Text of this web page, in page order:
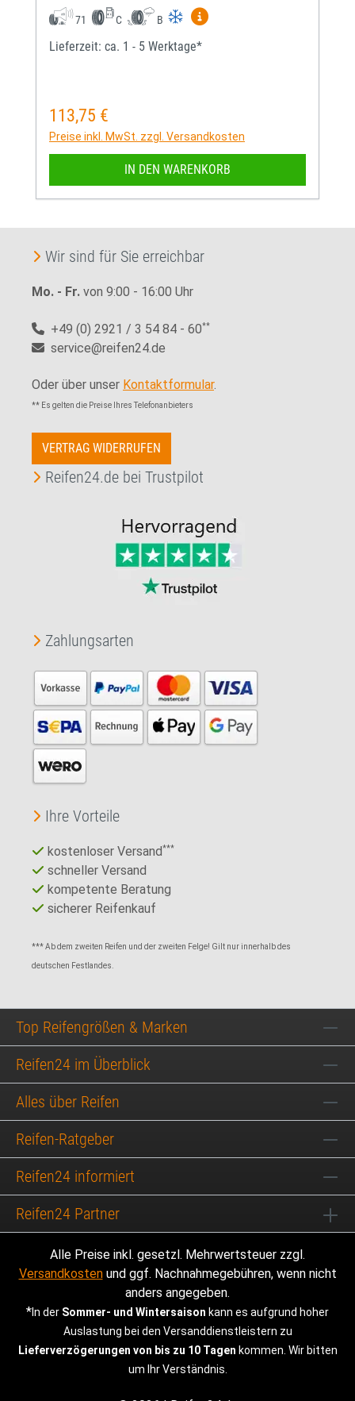
71 C B
Mehr Informationen zum
Lieferzeit: ca. 1 - 5 Werktage*
Regulärer Preis:
113,75 €
Preise inkl. MwSt. zzgl. Versandkosten
IN DEN WARENKORB
Wir sind für Sie erreichbar
Mo. - Fr. von 9:00 - 16:00 Uhr
+49 (0) 2921 / 3 54 84 - 60**
service@reifen24.de
Oder über unser Kontaktformular.
** Es gelten die Preise Ihres Telefonanbieters
VERTRAG WIDERRUFEN
Reifen24.de bei Trustpilot
Zahlungsarten
Ihre Vorteile
kostenloser Versand***
schneller Versand
kompetente Beratung
sicherer Reifenkauf
*** Ab dem zweiten Reifen und der zweiten Felge! Gilt nur innerhalb des
deutschen Festlandes.
Top Reifengrößen & Marken
Reifen24 im Überblick
Alles über Reifen
Reifen-Ratgeber
Reifen24 informiert
Reifen24 Partner
Alle Preise inkl. gesetzl. Mehrwertsteuer zzgl.
Versandkostenund ggf. Nachnahmegebühren, wenn nicht
anders angegeben.
*In der Sommer- und Wintersaison kann es aufgrund hoher
Auslastung bei den Versanddienstleistern zu
Lieferverzögerungen von bis zu 10 Tagen kommen. Wir bitten
um Ihr Verständnis.